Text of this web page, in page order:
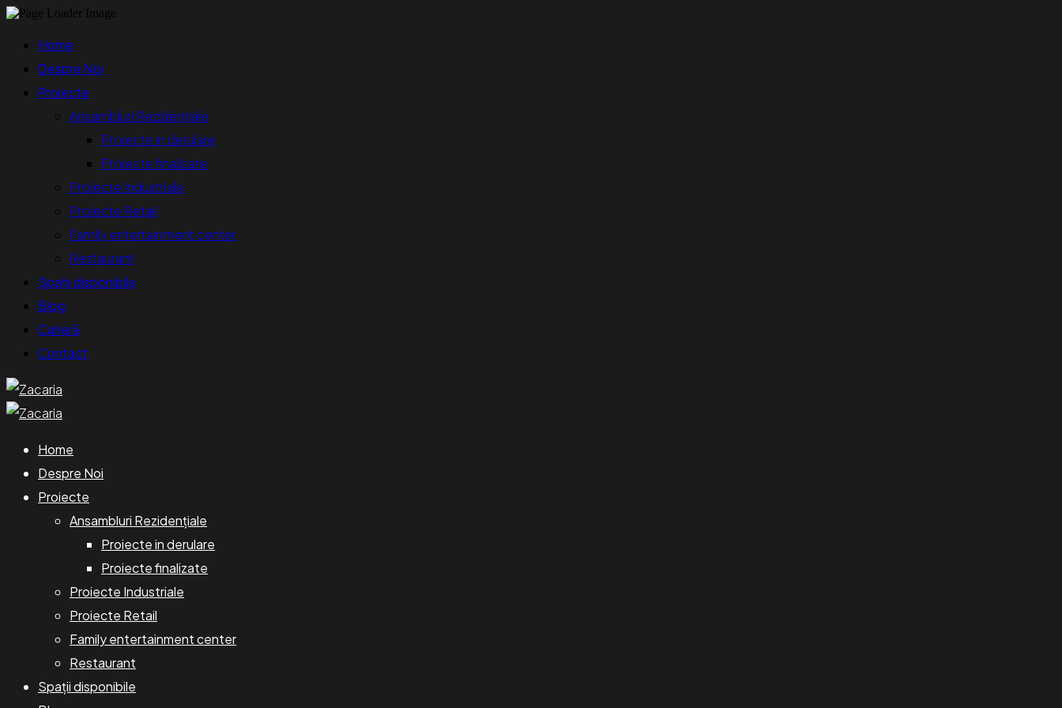
Home
Despre Noi
Proiecte
Ansambluri Rezidențiale
Proiecte in derulare
Proiecte finalizate
Proiecte Industriale
Proiecte Retail
Family entertainment center
Restaurant
Spații disponibile
Blog
Carieră
Contact
Home
Despre Noi
Proiecte
Ansambluri Rezidențiale
Proiecte in derulare
Proiecte finalizate
Proiecte Industriale
Proiecte Retail
Family entertainment center
Restaurant
Spații disponibile